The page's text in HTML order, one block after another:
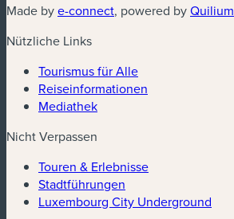
Made bye-connect(neues Fenster)
, powered byQuilium
Nützliche Links
Tourismus für Alle
Reiseinformationen
Mediathek
Nicht Verpassen
Touren & Erlebnisse
Stadtführungen
Luxembourg City Underground